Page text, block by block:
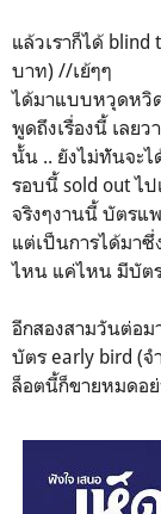
แล้วเราก็ได้ blind
บาท) //เย้ๆๆ
ได้มาแบบหวุดหวิ
พูดถึงเรื่องนี้ เลยว
นั้น .. ยังไม่ทัันจะไ
รอบนี้ sold out ไป
จริงๆงานนี้ บัตรแ
แต่เป็นการได้มาซึ่
ไหน แค่ไหน มีบัต
อีกสองสามวันต่อม
บัตร early bird (
ล็อตนี้ก็ขายหมดอย่